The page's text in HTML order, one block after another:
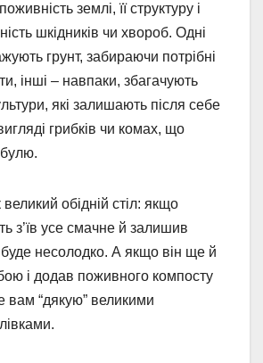
землі, її структуру і
шкідників чи хвороб. Одні
грунт, забираючи потрібні
інші – навпаки, збагачують
які залишають після себе
грибків чи комах, що
великий обідній стіл: якщо
з’їв усе смачне й залишив
буде несолодко. А якщо він ще й
і додав поживного компосту
вам “дякую” великими